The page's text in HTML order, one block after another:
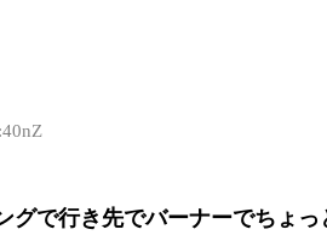
グで行き先でバーナーでちょ